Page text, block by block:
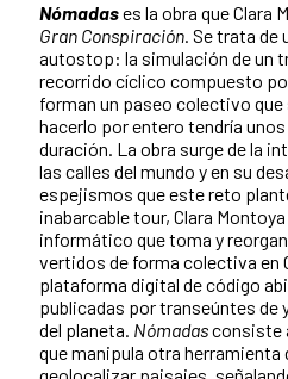
Nómadases la obra que Clara
Gran Conspiración. Se trata de
autostop: la simulación de un
recorrido cíclico compuesto
forman un paseo colectivo
hacerlo por entero tendría
duración. La obra surge de la
las calles del mundo y en su
espejismos que este reto
inabarcable tour, Clara
informático que toma y
vertidos de forma colectiva en
plataforma digital de código
publicadas por transeúntes de
del planeta. Nómadasconsiste
que manipula otra herramienta